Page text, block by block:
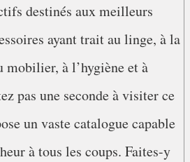
destinés aux meilleurs
ayant trait au linge, à la
mobilier, à l’hygiène et à
pas une seconde à visiter ce
un vaste catalogue capable
à tous les coups. Faites-y